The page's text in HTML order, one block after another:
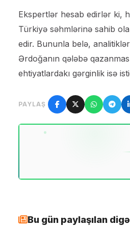
Ekspertlər hesab edirlər ki,
Türkiyə səhmlərinə sahib
edir. Bununla belə,
Ərdoğanın qələbə
ehtiyatlardakı gərginlik isə
PAYLAŞ
Bu gün paylaşılan